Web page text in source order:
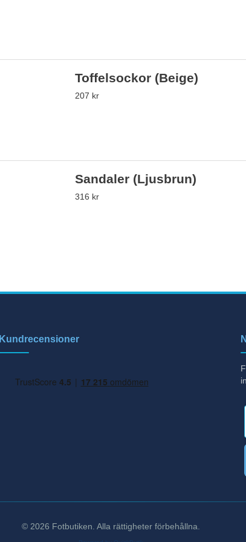
Toffelsockor (Beige)
207 kr
Sandaler (Ljusbrun)
316 kr
Kundrecensioner
© 2026 Fotbutiken. Alla rättigheter förbehållna.